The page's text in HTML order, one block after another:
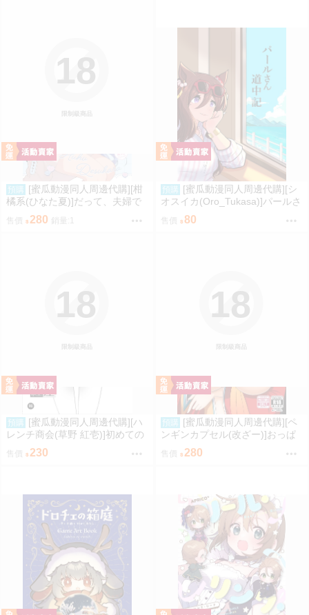
限制級商品
18
預購
[蜜瓜動漫同人周邊代購][柑
橘系(ひなた夏)]だって、夫婦で
すから(無職轉生)(同人誌)
280 銷量:1
預購
[蜜瓜動漫同人周邊代購][シ
オスイカ(Oro_Tukasa)]パールさ
ん道中記(賽馬娘)(同人誌)
80
限制級商品
18
預購
[蜜瓜動漫同人周邊代購][ハ
レンチ商会(草野 紅壱)]初めての
彼女、初めての彼氏。4.5(同人
售價 230
限制級商品
18
預購
[蜜瓜動漫同人周邊代購][ペ
ンギンカプセル(改ざー)]おっぱ
いで挟まれる幸せを指揮官様に
(碧藍航線)(同人誌)
售價 280